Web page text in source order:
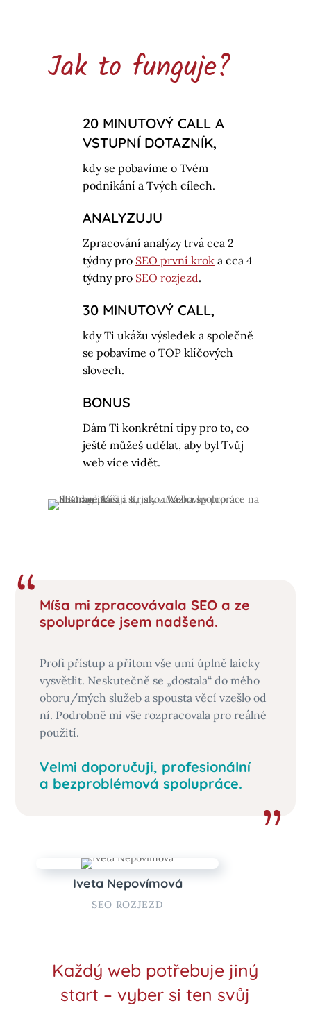
Jak to funguje?
20 MINUTOVÝ CALL A
VSTUPNÍ DOTAZNÍK,
kdy se pobavíme o Tvém
podnikání a Tvých cílech.
ANALYZUJU
Zpracování analýzy trvá cca 2
týdny pro SEO první kroka cca 4
týdny pro SEO rozjezd.
30 MINUTOVÝ CALL,
kdy Ti ukážu výsledek a společně
se pobavíme o TOP klíčových
slovech.
BONUS
Dám Ti konkrétní tipy pro to, co
ještě můžeš udělat, aby byl Tvůj
web více vidět.
Iveta Nepovímová
SEO ROZJEZD
Míša mi zpracovávala SEO a ze
spolupráce jsem nadšená.
Profi přístup a přitom vše umí úplně laicky
vysvětlit. Neskutečně se „dostala“ do mého
oboru/mých služeb a spousta věcí vzešlo od
ní. Podrobně mi vše rozpracovala pro reálné
použití.
Velmi doporučuji, profesionální
a bezproblémová spolupráce.
Každý web potřebuje jiný
start – vyber si ten svůj